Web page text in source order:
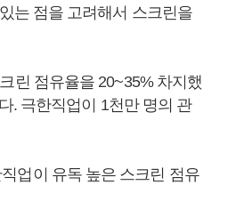
는 점을 고려해서 스크린을
린 점유율을 20~35% 차지했
. 극한직업이 1천만 명의 관
업이 유독 높은 스크린 점유